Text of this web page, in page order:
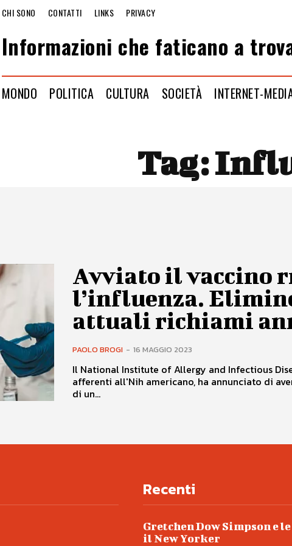
CHI SONO CONTATTI LINKS PRIVACY
Informazioni che faticano a
MONDO POLITICA CULTURA SOCIETÀ INTERNET-
Tag:
Avviato il vaccino
l’influenza.
attuali richiami
PAOLO BROGI - 16 MAGGIO 2023
Il National Institute of Allergy and Infectious
afferenti all'Nih americano, ha annunciato di
di un...
Recenti
Gretchen Dow Simpson e
il New Yorker